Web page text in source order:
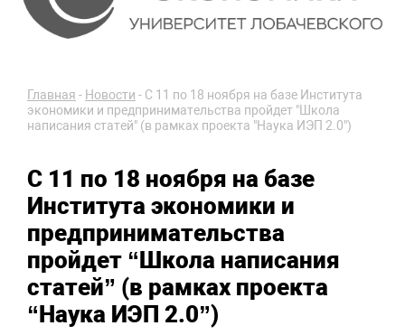
Главная - Новости - С 11 по 18 ноября на базе Института
экономики и предпринимательства пройдет "Школа
написания статей" (в рамках проекта "Наука ИЭП 2.0")
С 11 по 18 ноября на базе
Института экономики и
предпринимательства
пройдет “Школа написания
статей” (в рамках проекта
“Наука ИЭП 2.0”)